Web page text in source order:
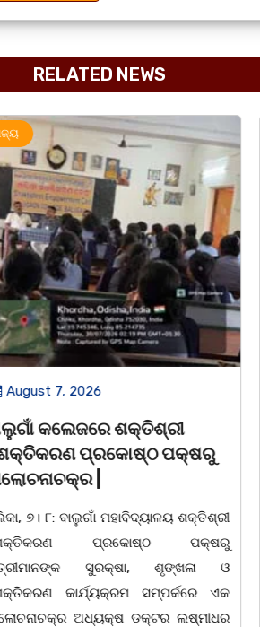
RELATED NEWS
August 7, 2026
କଲେଜରେ ଶକ୍ତିଶ୍ରୀ
ପ୍ରକୋଷ୍ଠ ପକ୍ଷରୁ
|
୭। ୮: ବାଲୁଗାଁ ମହାବିଦ୍ୟାଳୟ ଶକ୍ତିଶ୍ରୀ
ପ୍ରକୋଷ୍ଠ ପକ୍ଷରୁ
ସୁରକ୍ଷା, ଶୃଙ୍ଖଳା ଓ
କାର୍ଯ୍ୟକ୍ରମ ସମ୍ପର୍କରେ ଏକ
ଅଧ୍ୟକ୍ଷ ଡକ୍ଟର ଲଷ୍ମୀଧର